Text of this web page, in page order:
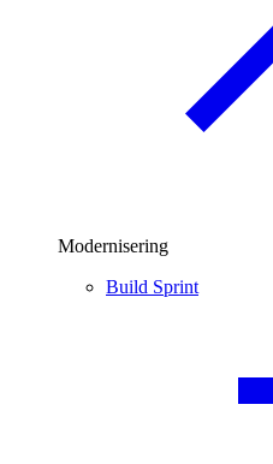
Modernisering
Build Sprint